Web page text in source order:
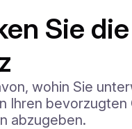
Sie
wohin Sie
Ihren
abzugeben.